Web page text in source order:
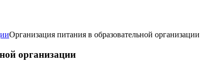
Организация питания в образовательной организации
организации